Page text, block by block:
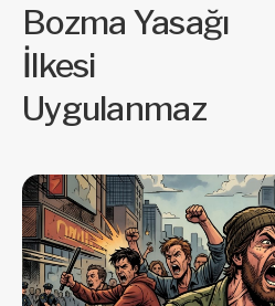
Bozma Yasağı
İlkesi
Uygulanmaz